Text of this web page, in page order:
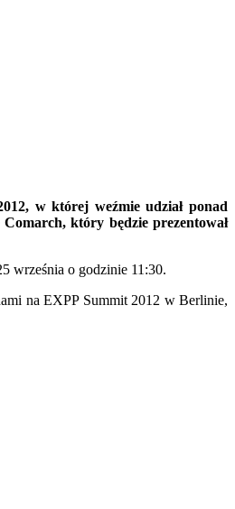
w której weźmie udział ponad
który będzie prezentował
września o godzinie 11:30.
na EXPP Summit 2012 w Berlinie,